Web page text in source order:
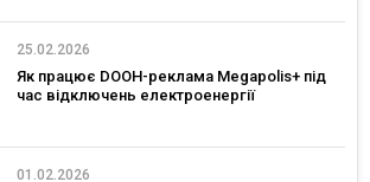
25.02.2026
Як працює DOOH-реклама Megapolis+ під
час відключень електроенергії
01.02.2026